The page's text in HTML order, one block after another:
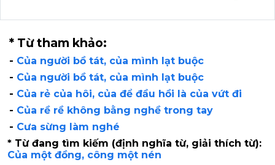
* Từ tham khảo:
- Của người bồ tát, của mình lạt buộc
- Của người bồ tát, của mình lạt buộc
- Của rẻ của hôi, của để đầu hồi là của vứt đi
- Của rề rề không bằng nghề trong tay
- Cưa sừng làm nghé
* Từ đang tìm kiếm (định nghĩa từ, giải thích từ):
Của một đồng, công một nén